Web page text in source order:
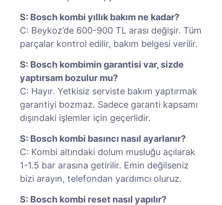
S: Bosch kombi yıllık bakım ne kadar?
C: Beykoz’de 600-900 TL arası değişir. Tüm
parçalar kontrol edilir, bakım belgesi verilir.
S: Bosch kombimin garantisi var, sizde
yaptırsam bozulur mu?
C: Hayır. Yetkisiz serviste bakım yaptırmak
garantiyi bozmaz. Sadece garanti kapsamı
dışındaki işlemler için geçerlidir.
S: Bosch kombi basıncı nasıl ayarlanır?
C: Kombi altındaki dolum musluğu açılarak
1-1.5 bar arasına getirilir. Emin değilseniz
bizi arayın, telefondan yardımcı oluruz.
S: Bosch kombi reset nasıl yapılır?